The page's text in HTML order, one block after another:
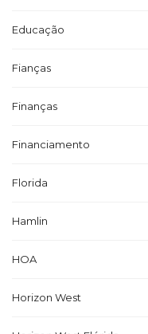
Educação
Fianças
Finanças
Financiamento
Florida
Hamlin
HOA
Horizon West